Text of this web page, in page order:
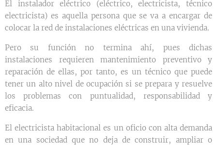
El instalador eléctrico (eléctrico, electricista, técnico
electricista) es aquella persona que se va a encargar de
colocar la red de instalaciones eléctricas en una vivienda.
Pero su función no termina ahí, pues dichas
instalaciones requieren mantenimiento preventivo y
reparación de ellas, por tanto, es un técnico que puede
tener un alto nivel de ocupación si se prepara y resuelve
los problemas con puntualidad, responsabilidad y
eficacia.
El electricista habitacional es un oficio con alta demanda
en una sociedad que no deja de construir, ampliar o